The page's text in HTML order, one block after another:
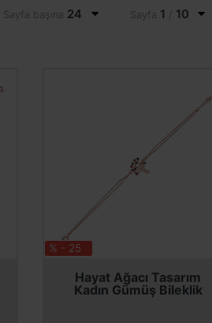
Sayfa başına 24 Sayfa 1 / 10
% - 25
Hayat Ağacı Tasarım
Kadın Gümüş Bileklik
SEPETE EKLE
SEPETE EKLE